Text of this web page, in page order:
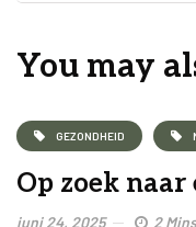
You may
GEZONDHEID
Op zoek naar
juni 24, 2025 2